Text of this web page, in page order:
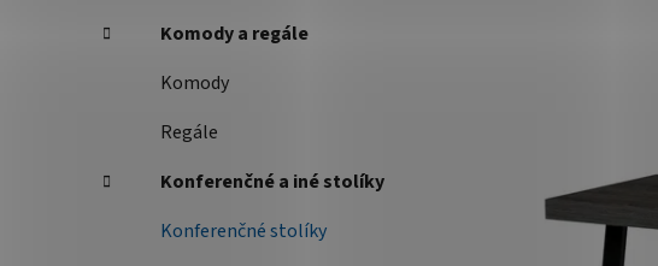
Komody a regále
Komody
Regále
Konferenčné a iné stolíky
Konferenčné stolíky